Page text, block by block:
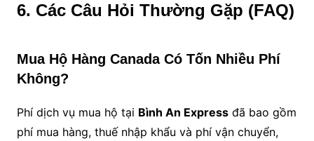
6. Các Câu Hỏi Thường Gặp (FAQ)
Mua Hộ Hàng Canada Có Tốn Nhiều Phí
Không?
Phí dịch vụ mua hộ tại Bình An Expressđã bao gồm
phí mua hàng, thuế nhập khẩu và phí vận chuyển,